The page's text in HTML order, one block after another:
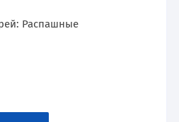
Распашные